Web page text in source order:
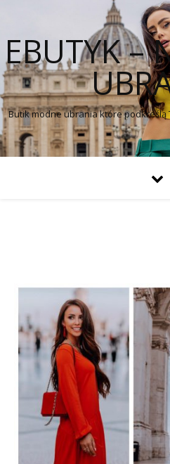
EBUTYK –
Butik modne ubrania które